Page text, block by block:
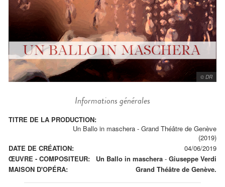
© DR
Informations générales
TITRE DE LA PRODUCTION:
Un Ballo in maschera - Grand Théâtre de Genève
(2019)
DATE DE CRÉATION:
04/06/2019
ŒUVRE - COMPOSITEUR:
Un Ballo in maschera - Giuseppe Verdi
MAISON D'OPÉRA:
Grand Théâtre de Genève.